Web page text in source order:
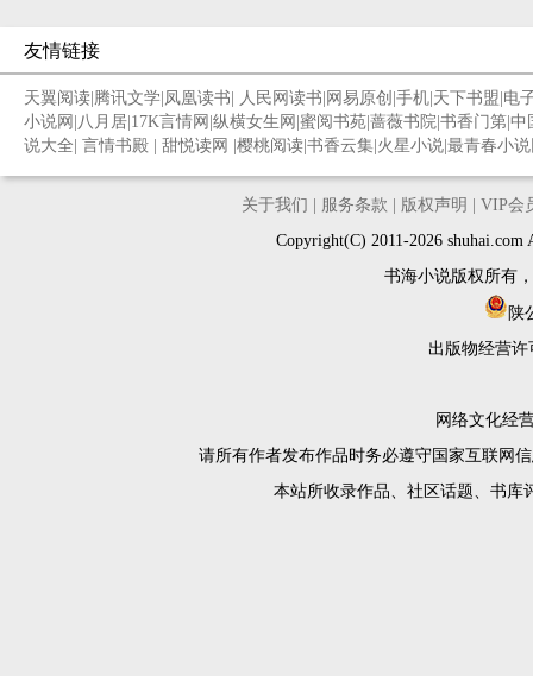
友情链接
天翼阅读 腾讯文学 凤凰读书 人民网读书 网易原创 手机 天下书盟 电
小说网 八月居 17K言情网 纵横女生网 蜜阅书苑 蔷薇书院 书香门第 中
说大全 言情书殿 甜悦读网 樱桃阅读 书香云集 火星小说 最青春小
关于我们 服务条款 版权声明
VIP会
Copyright(C) 2011-2026
书海小说版权所有
陕
出版物经营许
网络文化经
请所有作者发布作品时务必遵守国家互联网
本站所收录作品、社区话题、书库